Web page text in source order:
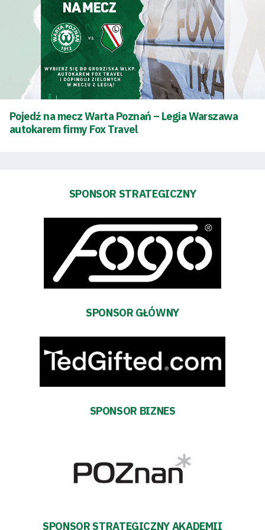
Warta
Fundacja
Biznes
Sklep
prywatności
Regulaminy
Warciarzy
#WARTOpobrać
Pojedź na mecz Warta Poznań – Legia Warszawa
autokarem firmy Fox Travel
SPONSOR STRATEGICZNY
SPONSOR GŁÓWNY
SPONSOR BIZNES
SPONSOR STRATEGICZNY AKADEMII